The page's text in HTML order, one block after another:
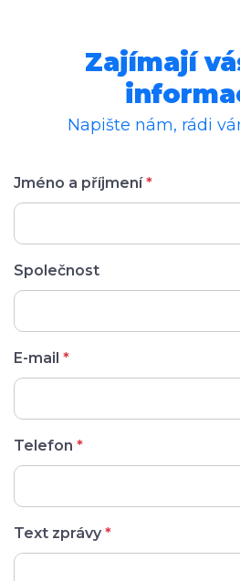
Zajímají
Napište nám, rádi
Jméno a příjmení*
Společnost
E-mail *
Telefon *
Text zprávy *